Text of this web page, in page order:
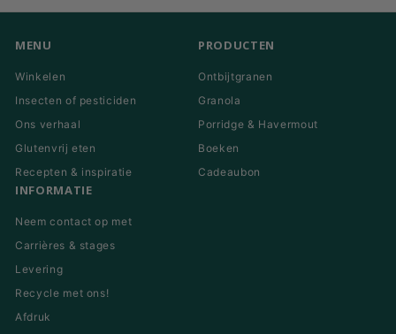
mail
MENU
Winkelen
Insecten of pesticiden
Ons verhaal
Glutenvrij eten
Recepten & inspiratie
PRODUCTEN
Ontbijtgranen
Granola
Porridge & Havermout
Boeken
Cadeaubon
INFORMATIE
Neem contact op met
Carrières & stages
Levering
Recycle met ons!
Afdruk